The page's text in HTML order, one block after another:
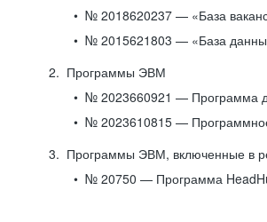
№ 2018620237 — «База
№ 2015621803 — «База
Программы ЭВМ
№ 2023660921 — Программа
№ 2023610815 — Программное
Программы ЭВМ, включенные в
№ 20750 — Программа